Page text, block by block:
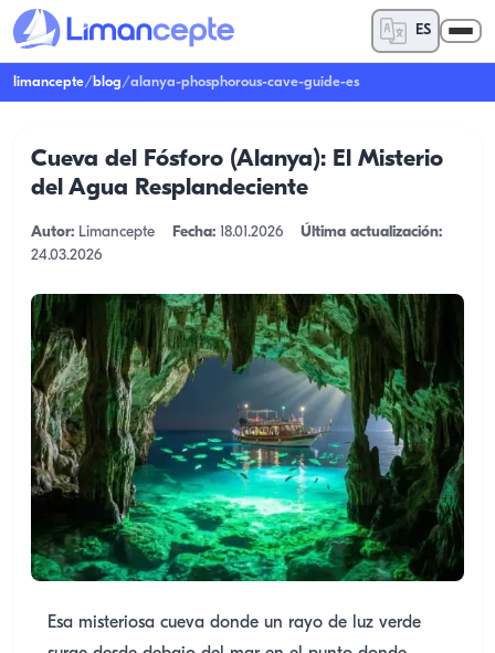
ES
limancepte/blog/alanya-phosphorous-cave-guide-es
Cueva del Fósforo (Alanya): El Misterio
del Agua Resplandeciente
Autor: Limancepte Fecha: 18.01.2026
Última actualización:
24.03.2026
Esa misteriosa cueva donde un rayo de luz verde